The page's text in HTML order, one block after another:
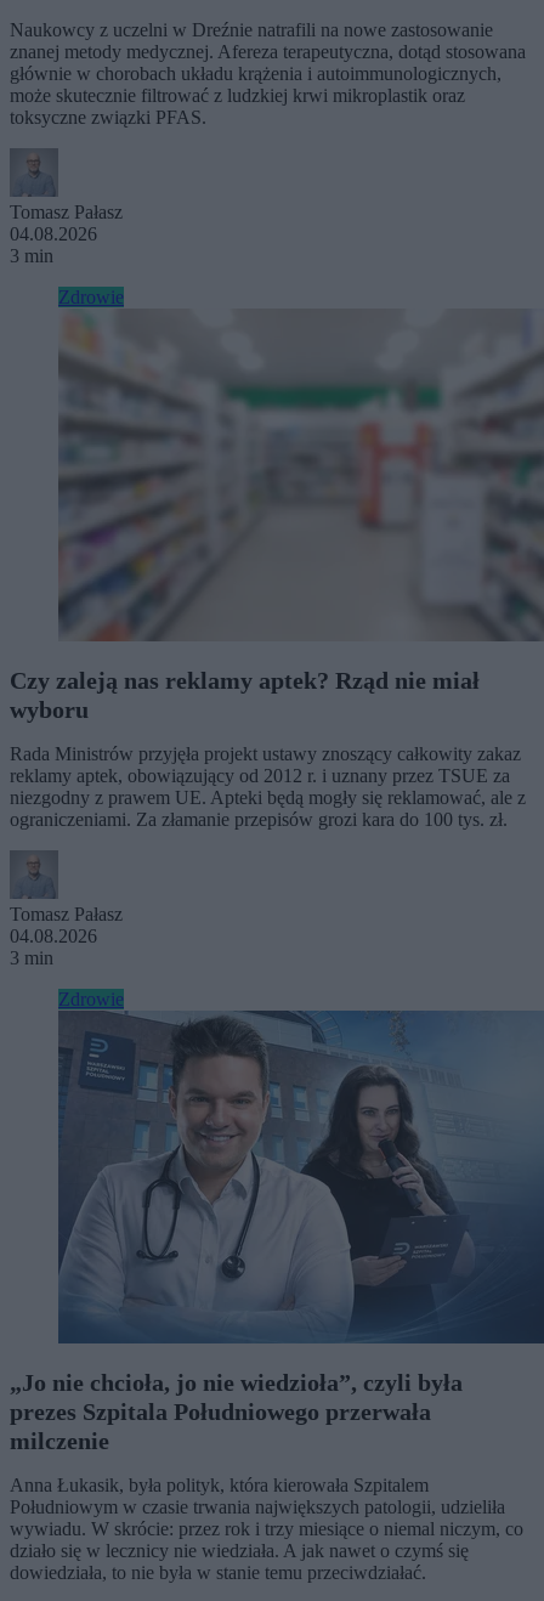
Naukowcy z uczelni w Dreźnie natrafili na nowe zastosowanie
znanej metody medycznej. Afereza terapeutyczna, dotąd stosowana
głównie w chorobach układu krążenia i autoimmunologicznych,
może skutecznie filtrować z ludzkiej krwi mikroplastik oraz
toksyczne związki PFAS.
Tomasz Pałasz
04.08.2026
3 min
Zdrowie
Czy zaleją nas reklamy aptek? Rząd nie miał
wyboru
Rada Ministrów przyjęła projekt ustawy znoszący całkowity zakaz
reklamy aptek, obowiązujący od 2012 r. i uznany przez TSUE za
niezgodny z prawem UE. Apteki będą mogły się reklamować, ale z
ograniczeniami. Za złamanie przepisów grozi kara do 100 tys. zł.
Tomasz Pałasz
04.08.2026
3 min
Zdrowie
„Jo nie chcioła, jo nie wiedzioła”, czyli była
prezes Szpitala Południowego przerwała
milczenie
Anna Łukasik, była polityk, która kierowała Szpitalem
Południowym w czasie trwania największych patologii, udzieliła
wywiadu. W skrócie: przez rok i trzy miesiące o niemal niczym, co
działo się w lecznicy nie wiedziała. A jak nawet o czymś się
dowiedziała, to nie była w stanie temu przeciwdziałać.